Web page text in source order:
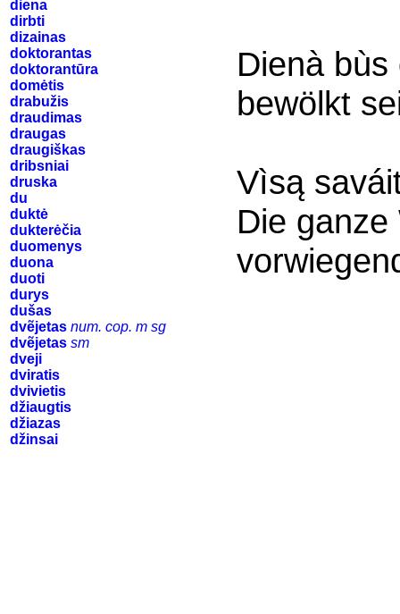
diena
dirbti
dizainas
doktorantas
doktorantūra
domėtis
drabužis
draudimas
draugas
draugiškas
dribsniai
druska
du
duktė
dukterėčia
duomenys
duona
duoti
durys
dušas
dvẽjetas num. cop. m sg
dvẽjetas sm
dveji
dviratis
dvivietis
džiaugtis
džiazas
džinsai
Dienà bùs
bewölkt
Vìsą
Die